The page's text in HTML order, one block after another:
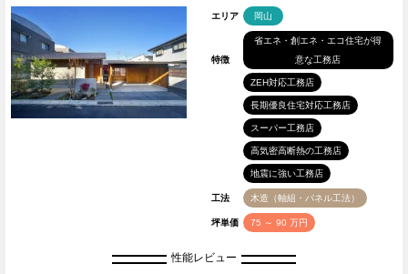
エリア 岡山
特徴
省エネ・創エネ・エコ住宅が得
意な工務店
ZEH対応工務店
長期優良住宅対応工務店
スーパー工務店
高気密高断熱の工務店
地震に強い工務店
工法 木造（軸組・パネル工法）
坪単価 75 ～ 90 万円
性能レビュー